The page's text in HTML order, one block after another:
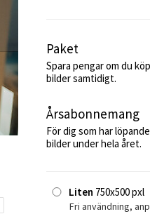
Paket
Spara pengar om du
bilder samtidigt.
Årsabonnemang
För dig som har
bilder under hela året.
Liten 750x500 pxl
Fri användning,